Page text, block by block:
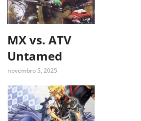
MX vs. ATV
Untamed
novembro 5, 2025